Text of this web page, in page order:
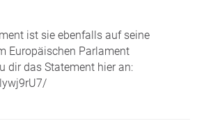
ist sie ebenfalls auf seine
Europäischen Parlament
dir das Statement hier an: